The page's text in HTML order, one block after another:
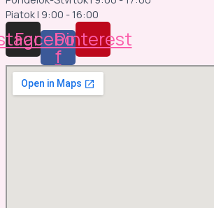
Piatok | 9:00 - 16:00
Facebook-
f
Pinterest